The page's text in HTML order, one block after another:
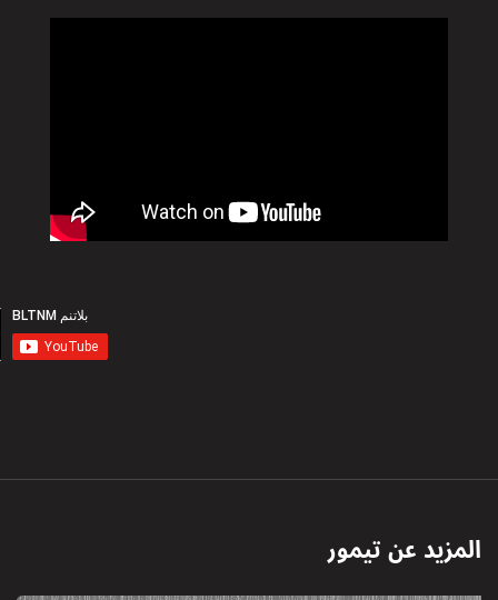
المزيد عنتيمور